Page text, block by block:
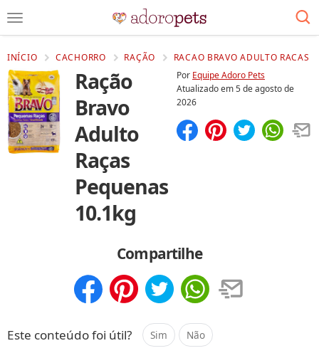
INÍCIO CACHORRO RAÇÃO RACAO BRAVO ADULTO RACAS
Ração
Bravo
Adulto
Raças
Pequenas
10.1kg
Por Equipe Adoro Pets
Atualizado em5 de agosto de
2026
Compartilhe
Este conteúdo foi útil? Sim Não